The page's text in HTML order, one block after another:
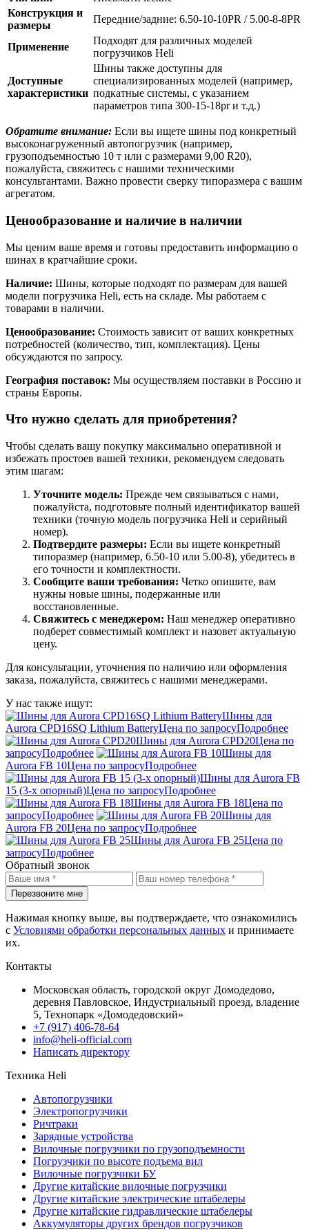
Конструкция и
размеры
Передние/задние: 6.50-10-10PR / 5.00-8-8PR
Применение
Подходят для различных моделей
погрузчиков Heli
Доступные
характеристики
Шины также доступны для
специализированных моделей (например,
подкатные системы, с указанием
параметров типа 300-15-18pr и т.д.)
Обратите внимание: Если вы ищете шины под конкретный
высоконагруженный автопогрузчик (например,
грузоподъемностью 10 т или с размерами 9,00 R20),
пожалуйста, свяжитесь с нашими техническими
консультантами. Важно провести сверку типоразмера с вашим
агрегатом.
Ценообразование и наличие в наличии
Мы ценим ваше время и готовы предоставить информацию о
шинах в кратчайшие сроки.
Наличие: Шины, которые подходят по размерам для вашей
модели погрузчика Heli, есть на складе. Мы работаем с
товарами в наличии.
Ценообразование: Стоимость зависит от ваших конкретных
потребностей (количество, тип, комплектация). Цены
обсуждаются по запросу.
География поставок: Мы осуществляем поставки в Россию и
страны Европы.
Что нужно сделать для приобретения?
Чтобы сделать вашу покупку максимально оперативной и
избежать простоев вашей техники, рекомендуем следовать
этим шагам:
Уточните модель: Прежде чем связываться с нами,
пожалуйста, подготовьте полный идентификатор вашей
техники (точную модель погрузчика Heli и серийный
номер).
Подтвердите размеры: Если вы ищете конкретный
типоразмер (например, 6.50-10 или 5.00-8), убедитесь в
его точности и комплектности.
Сообщите ваши требования: Четко опишите, вам
нужны новые шины, подержанные или
восстановленные.
Свяжитесь с менеджером: Наш менеджер оперативно
подберет совместимый комплект и назовет актуальную
цену.
Для консультации, уточнения по наличию или оформления
заказа, пожалуйста, свяжитесь с нашими менеджерами.
У нас также ищут:
Шины для
Aurora CPD16SQ Lithium BatteryЦена по запросуПодробнее
Шины для Aurora CPD20Цена по
запросуПодробнее
Шины для
Aurora FB 10Цена по запросуПодробнее
Шины для Aurora FB
15 (3-х опорный)Цена по запросуПодробнее
Шины для Aurora FB 18Цена по
запросуПодробнее
Шины для
Aurora FB 20Цена по запросуПодробнее
Шины для Aurora FB 25Цена по
запросуПодробнее
Обратный звонок
Перезвоните мне
Нажимая кнопку выше, вы подтверждаете, что ознакомились
с Условиями обработки персональных данных и принимаете
их.
Контакты
Московская область, городской округ Домодедово,
деревня Павловское, Индустриальный проезд, владение
5, Технопарк «Домодедовский»
+7 (917) 406-78-64
info@heli-official.com
Написать директору
Техника Heli
Автопогрузчики
Электропогрузчики
Ричтраки
Зарядные устройства
Вилочные погрузчики по грузоподъемности
Погрузчики по высоте подъема вил
Вилочные погрузчики БУ
Другие китайские вилочные погрузчики
Другие китайские электрические штабелеры
Другие китайские гидравлические штабелеры
Аккумуляторы других брендов погрузчиков